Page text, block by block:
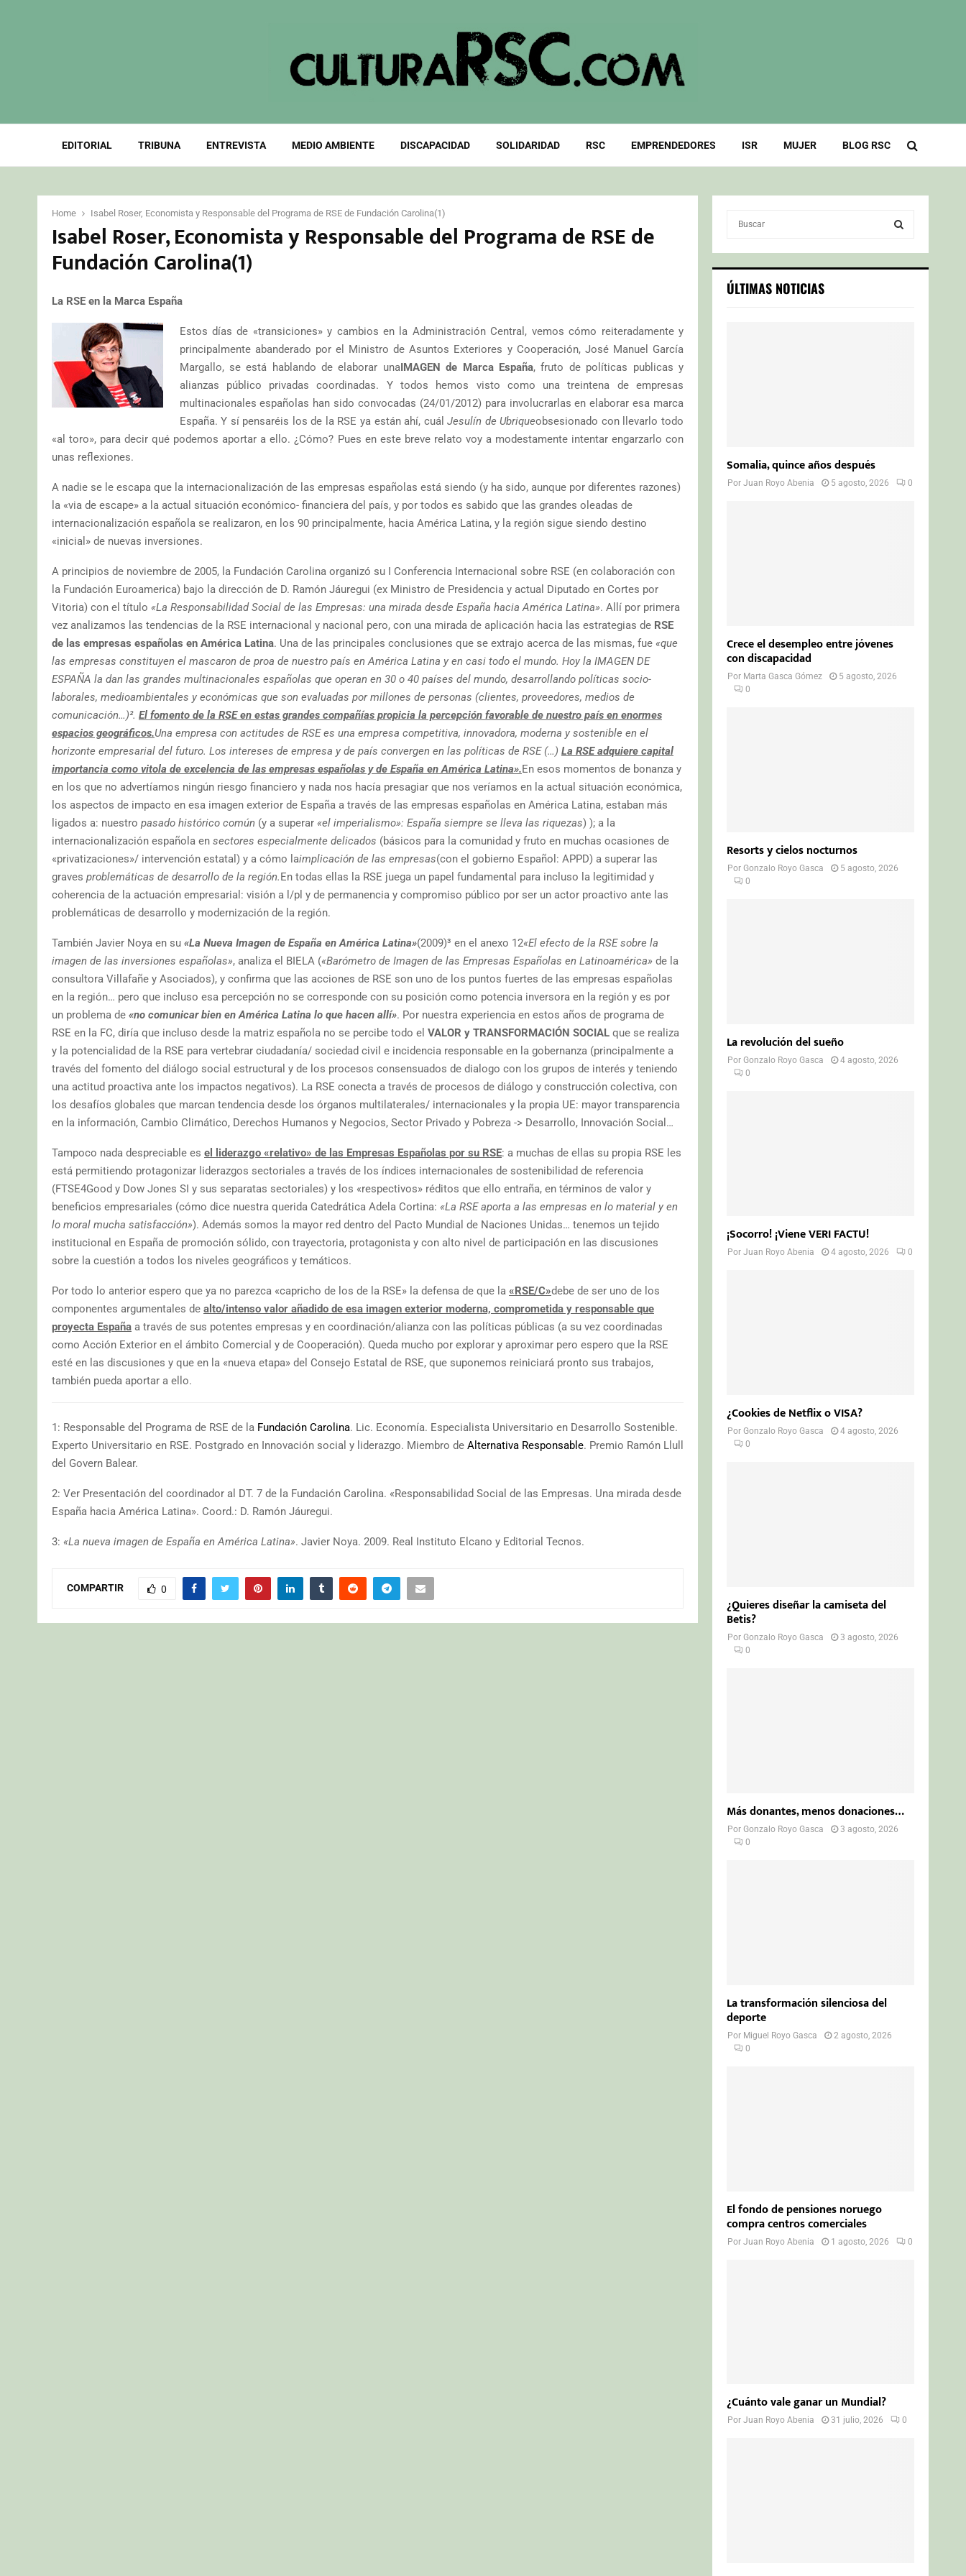
EDITORIAL TRIBUNA ENTREVISTA MEDIO AMBIENTE DISCAPACIDAD SOLIDARIDAD RSC EMPRENDEDORES ISR MUJER BLOG RSC
Home Isabel Roser, Economista y Responsable del Programa de RSE de Fundación Carolina(1)
Isabel Roser, Economista y Responsable del Programa de RSE de
Fundación Carolina(1)
La RSE en la Marca España
Estos días de «transiciones» y cambios en la Administración Central, vemos cómo reiteradamente y
principalmente abanderado por el Ministro de Asuntos Exteriores y Cooperación, José Manuel García
Margallo, se está hablando de elaborar unaIMAGEN de Marca España, fruto de políticas publicas y
alianzas público privadas coordinadas. Y todos hemos visto como una treintena de empresas
multinacionales españolas han sido convocadas (24/01/2012) para involucrarlas en elaborar esa marca
España. Y sí pensaréis los de la RSE ya están ahí, cuálJesulín de Ubriqueobsesionado con llevarlo todo
«al toro», para decir qué podemos aportar a ello. ¿Cómo? Pues en este breve relato voy a modestamente intentar engarzarlo con
unas reflexiones.
A nadie se le escapa que la internacionalización de las empresas españolas está siendo (y ha sido, aunque por diferentes razones)
la «via de escape» a la actual situación económico- financiera del país, y por todos es sabido que las grandes oleadas de
internacionalización española se realizaron, en los 90 principalmente, hacia América Latina, y la región sigue siendo destino
«inicial» de nuevas inversiones.
A principios de noviembre de 2005, la Fundación Carolina organizó su I Conferencia Internacional sobre RSE (en colaboración con
la Fundación Euroamerica) bajo la dirección de D. Ramón Jáuregui (ex Ministro de Presidencia y actual Diputado en Cortes por
Vitoria) con el título «La Responsabilidad Social de las Empresas: una mirada desde España hacia América Latina». Allí por primera
vez analizamos las tendencias de la RSE internacional y nacional pero, con una mirada de aplicación hacia las estrategias de RSE
de las empresas españolas en América Latina. Una de las principales conclusiones que se extrajo acerca de las mismas, fue «que
las empresas constituyen el mascaron de proa de nuestro país en América Latina y en casi todo el mundo. Hoy la IMAGEN DE
ESPAÑA la dan las grandes multinacionales españolas que operan en 30 o 40 países del mundo, desarrollando políticas socio-
laborales, medioambientales y económicas que son evaluadas por millones de personas (clientes, proveedores, medios de
comunicación…)². El fomento de la RSE en estas grandes compañías propicia la percepción favorable de nuestro país en enormes
espacios geográficos.Una empresa con actitudes de RSE es una empresa competitiva, innovadora, moderna y sostenible en el
horizonte empresarial del futuro. Los intereses de empresa y de país convergen en las políticas de RSE (…) La RSE adquiere capital
importancia como vitola de excelencia de las empresas españolas y de España en América Latina».En esos momentos de bonanza y
en los que no advertíamos ningún riesgo financiero y nada nos hacía presagiar que nos veríamos en la actual situación económica,
los aspectos de impacto en esa imagen exterior de España a través de las empresas españolas en América Latina, estaban más
ligados a: nuestro pasado histórico común (y a superar «el imperialismo»: España siempre se lleva las riquezas) ); a la
internacionalización española en sectores especialmente delicados (básicos para la comunidad y fruto en muchas ocasiones de
«privatizaciones»/ intervención estatal) y a cómo laimplicación de las empresas(con el gobierno Español: APPD) a superar las
graves problemáticas de desarrollo de la región.En todas ellas la RSE juega un papel fundamental para incluso la legitimidad y
coherencia de la actuación empresarial: visión a l/pl y de permanencia y compromiso público por ser un actor proactivo ante las
problemáticas de desarrollo y modernización de la región.
También Javier Noya en su «La Nueva Imagen de España en América Latina»(2009)³ en el anexo 12«El efecto de la RSE sobre la
imagen de las inversiones españolas», analiza el BIELA («Barómetro de Imagen de las Empresas Españolas en Latinoamérica» de la
consultora Villafañe y Asociados), y confirma que las acciones de RSE son uno de los puntos fuertes de las empresas españolas
en la región… pero que incluso esa percepción no se corresponde con su posición como potencia inversora en la región y es por
un problema de «no comunicar bien en América Latina lo que hacen allí». Por nuestra experiencia en estos años de programa de
RSE en la FC, diría que incluso desde la matriz española no se percibe todo el VALOR y TRANSFORMACIÓN SOCIAL que se realiza
y la potencialidad de la RSE para vertebrar ciudadanía/ sociedad civil e incidencia responsable en la gobernanza (principalmente a
través del fomento del diálogo social estructural y de los procesos consensuados de dialogo con los grupos de interés y teniendo
una actitud proactiva ante los impactos negativos). La RSE conecta a través de procesos de diálogo y construcción colectiva, con
los desafíos globales que marcan tendencia desde los órganos multilaterales/ internacionales y la propia UE: mayor transparencia
en la información, Cambio Climático, Derechos Humanos y Negocios, Sector Privado y Pobreza -> Desarrollo, Innovación Social…
Tampoco nada despreciable es el liderazgo «relativo» de las Empresas Españolas por su RSE: a muchas de ellas su propia RSE les
está permitiendo protagonizar liderazgos sectoriales a través de los índices internacionales de sostenibilidad de referencia
(FTSE4Good y Dow Jones SI y sus separatas sectoriales) y los «respectivos» réditos que ello entraña, en términos de valor y
beneficios empresariales (cómo dice nuestra querida Catedrática Adela Cortina: «La RSE aporta a las empresas en lo material y en
lo moral mucha satisfacción»). Además somos la mayor red dentro del Pacto Mundial de Naciones Unidas… tenemos un tejido
institucional en España de promoción sólido, con trayectoria, protagonista y con alto nivel de participación en las discusiones
sobre la cuestión a todos los niveles geográficos y temáticos.
Por todo lo anterior espero que ya no parezca «capricho de los de la RSE» la defensa de que la «RSE/C»debe de ser uno de los
componentes argumentales de alto/intenso valor añadido de esa imagen exterior moderna, comprometida y responsable que
proyecta España a través de sus potentes empresas y en coordinación/alianza con las políticas públicas (a su vez coordinadas
como Acción Exterior en el ámbito Comercial y de Cooperación). Queda mucho por explorar y aproximar pero espero que la RSE
esté en las discusiones y que en la «nueva etapa» del Consejo Estatal de RSE, que suponemos reiniciará pronto sus trabajos,
también pueda aportar a ello.
1: Responsable del Programa de RSE de la Fundación Carolina. Lic. Economía. Especialista Universitario en Desarrollo Sostenible.
Experto Universitario en RSE. Postgrado en Innovación social y liderazgo. Miembro de Alternativa Responsable. Premio Ramón Llull
del Govern Balear.
2: Ver Presentación del coordinador al DT. 7 de la Fundación Carolina. «Responsabilidad Social de las Empresas. Una mirada desde
España hacia América Latina». Coord.: D. Ramón Jáuregui.
3: «La nueva imagen de España en América Latina». Javier Noya. 2009. Real Instituto Elcano y Editorial Tecnos.
COMPARTIR 0
c
h
S
ÚLTIMAS NOTICIAS
Somalia, quince años después
PorJuan Royo Abenia 5 agosto, 2026 0
Crece el desempleo entre jóvenes
con discapacidad
Por Marta Gasca Gómez
5 agosto, 2026
0
Resorts y cielos nocturnos
PorGonzalo Royo Gasca
5 agosto, 2026
0
La revolución del sueño
PorGonzalo Royo Gasca
4 agosto, 2026
0
¡Socorro! ¡Viene VERI FACTU!
PorJuan Royo Abenia 4 agosto, 2026 0
¿Cookies de Netflix o VISA?
PorGonzalo Royo Gasca
4 agosto, 2026
0
¿Quieres diseñar la camiseta del
Betis?
PorGonzalo Royo Gasca
3 agosto, 2026
0
Más donantes, menos donaciones…
PorGonzalo Royo Gasca
3 agosto, 2026
0
La transformación silenciosa del
deporte
Por Miguel Royo Gasca
2 agosto, 2026
0
El fondo de pensiones noruego
compra centros comerciales
PorJuan Royo Abenia 1 agosto, 2026 0
¿Cuánto vale ganar un Mundial?
PorJuan Royo Abenia 31 julio, 2026 0